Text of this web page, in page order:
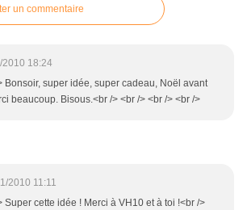
un commentaire
2010 18:24
Bonsoir, super idée, super cadeau, Noël avant
beaucoup. Bisous.<br /> <br /> <br /> <br />
2010 11:11
Super cette idée ! Merci à VH10 et à toi !<br />